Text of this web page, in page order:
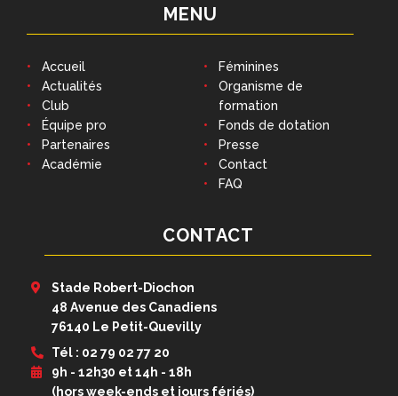
CONTACT
Stade Robert-Diochon
48 Avenue des Canadiens
76140 Le Petit-Quevilly
Tél : 02 79 02 77 20
9h - 12h30 et 14h - 18h
(hors week-ends et jours fériés)
MENU
Accueil
Actualités
Club
Équipe pro
Partenaires
Académie
Féminines
Organisme de
formation
Fonds de dotation
Presse
Contact
FAQ